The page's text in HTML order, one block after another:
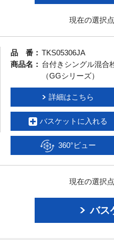
現在の選択
品 番： TKS05306JA
商品名： 台付きシングル混合
（GGシリーズ）
詳細はこちら
バスケットに入れる
360°ビュー
現在の選択
バス